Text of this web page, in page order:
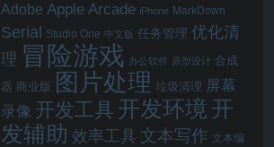
Adobe Apple Arcade iPhone MarkDown
Serial Studio One 中文版 任务管理 优化清
理 冒险游戏 办公软件 原型设计 合成
器 商业版 图片处理 垃圾清理 屏幕
录像 开发工具 开发环境 开
发辅助 效率工具 文本写作 文本编